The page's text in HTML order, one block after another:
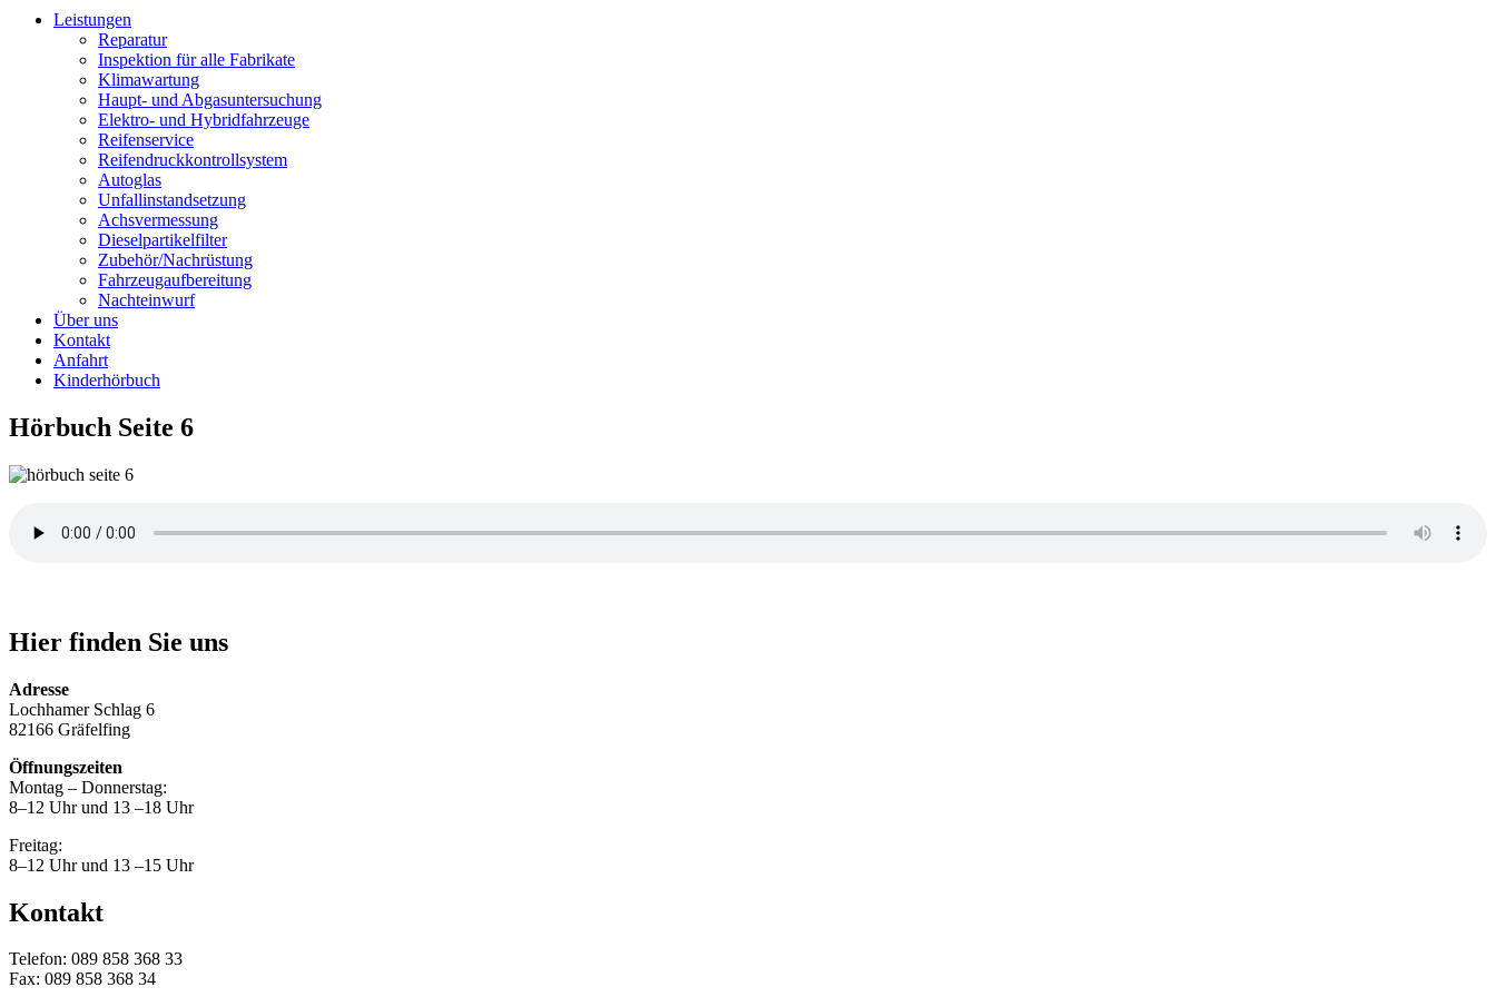
Leistungen
Reparatur
Inspektion für alle Fabrikate
Klimawartung
Haupt- und Abgasuntersuchung
Elektro- und Hybridfahrzeuge
Reifenservice
Reifendruckkontrollsystem
Autoglas
Unfallinstandsetzung
Achsvermessung
Dieselpartikelfilter
Zubehör/Nachrüstung
Fahrzeugaufbereitung
Nachteinwurf
Über uns
Kontakt
Anfahrt
Kinderhörbuch
Hörbuch Seite 6
Hier finden Sie uns
Adresse
Lochhamer Schlag 6
82166 Gräfelfing
Öffnungszeiten
Montag – Donnerstag:
8–12 Uhr und 13 –18 Uhr
Freitag:
8–12 Uhr und 13 –15 Uhr
Kontakt
Telefon: 089 858 368 33
Fax: 089 858 368 34